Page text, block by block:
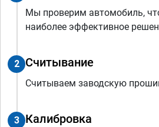
Мы проверим автомобиль,
наиболее эффективное
2 Считывание
Считываем заводскую
3 Калибровка